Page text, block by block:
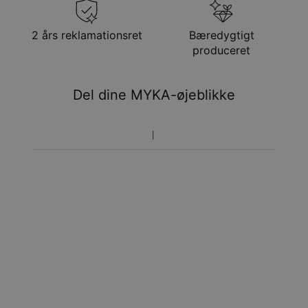
24. aug.
Hastelevering
ons. 12. aug. - fre. 14.
aug.
Du vil ikke blive opkrævet yderligere afgifter.
Vær opmærksom på at tidsperioden nævnt ovenfor er
2 års reklamationsret
Bæredygtigt
produceret
Del dine MYKA-øjeblikke